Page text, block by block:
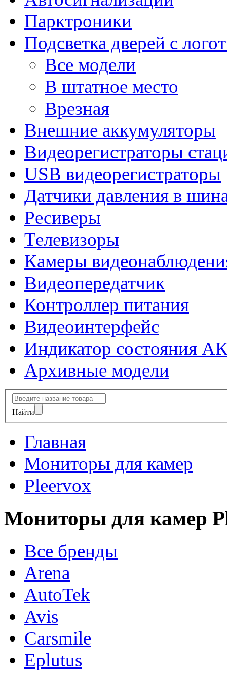
Парктроники
Подсветка дверей с
Все модели
В штатное место
Врезная
Внешние аккумуляторы
Видеорегистраторы
USB видеорегистраторы
Датчики давления в
Ресиверы
Телевизоры
Камеры
Видеопередатчик
Контроллер питания
Видеоинтерфейс
Индикатор состояния
Архивные модели
Найти
Главная
Мониторы для камер
Pleervox
Мониторы для камер
Все бренды
Arena
AutoTek
Avis
Carsmile
Eplutus